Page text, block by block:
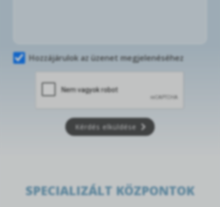
Hozzájárulok az üzenet megjelenéséhez
Kérdés elküldése
SPECIALIZÁLT KÖZPONTOK